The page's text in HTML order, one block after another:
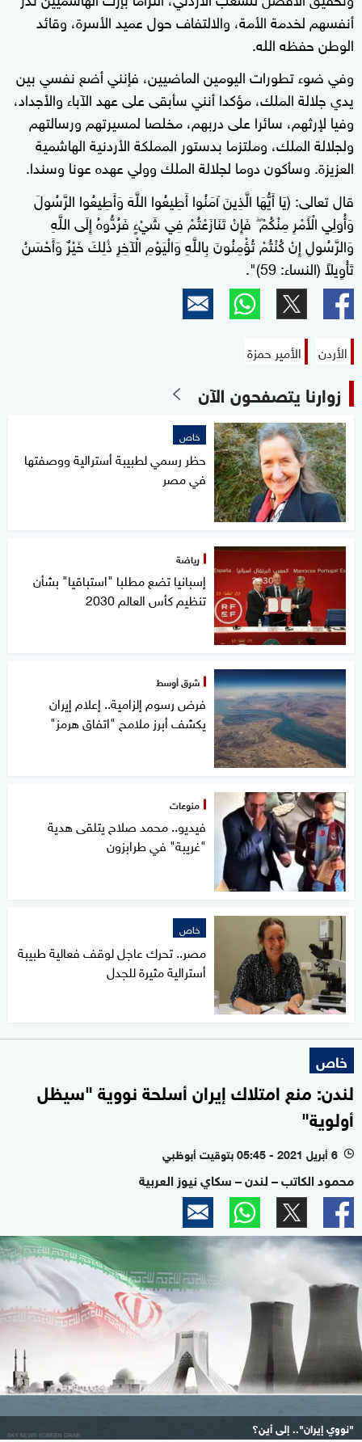
أنفسهم لخدمة الأمة، والالتفاف حول عميد الأسرة، وقائد
الوطن حفظه الله.
وفي ضوء تطورات اليومين الماضيين، فإنني أضع نفسي بين
يدي جلالة الملك، مؤكدا أنني سأبقى على عهد الآباء والأجداد،
وفيا لإرثهم، سائرا على دربهم، مخلصا لمسيرتهم ورسالتهم
ولجلالة الملك، وملتزما بدستور المملكة الأردنية الهاشمية
العزيزة. وسأكون دوما لجلالة الملك وولي عهده عونا وسندا.
قال تعالى: (يَا أَيُّهَا الَّذِينَ آمَنُوا أَطِيعُوا اللَّهَ وَأَطِيعُوا الرَّسُولَ
وَأُولِي الْأَمْرِ مِنْكُمْ ۖ فَإِنْ تَنَازَعْتُمْ فِي شَيْءٍ فَرُدُّوهُ إِلَى اللَّهِ
وَالرَّسُولِ إِنْ كُنْتُمْ تُؤْمِنُونَ بِاللَّهِ وَالْيَوْمِ الْآخِرِ ذَٰلِكَ خَيْرٌ وَأَحْسَنُ
تَأْوِيلاً (النساء: 59)".
الأردن الأمير حمزة
زوارنا يتصفحون الآن
خاص
حظر رسمي لطبيبة أسترالية ووصفتها
في مصر
رياضة
إسبانيا تضع مطلبا "استباقيا" بشأن
تنظيم كأس العالم 2030
شرق أوسط
فرض رسوم إلزامية.. إعلام إيران
يكشف أبرز ملامح "اتفاق هرمز"
منوعات
فيديو.. محمد صلاح يتلقى هدية
"غريبة" في طرابزون
خاص
مصر.. تحرك عاجل لوقف فعالية طبيبة
أسترالية مثيرة للجدل
خاص
لندن: منع امتلاك إيران أسلحة نووية "سيظل
أولوية"
l 6 أبريل 2021 - 05:45 بتوقيت أبوظبي
محمود الكاتب – لندن – سكاي نيوز العربية
"نووي إيران".. إلى أين؟